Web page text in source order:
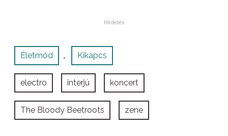
Életmód , Kikapcs
electro interjú koncert
The Bloody Beetroots zene